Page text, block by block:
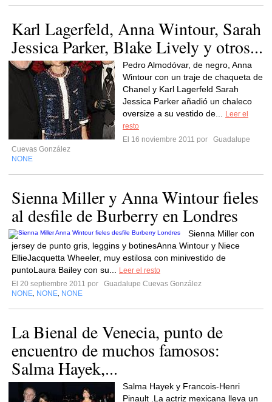
Karl Lagerfeld, Anna Wintour, Sarah
Jessica Parker, Blake Lively y otros...
Pedro Almodóvar, de negro, Anna
Wintour con un traje de chaqueta de
Chanel y Karl Lagerfeld Sarah
Jessica Parker añadió un chaleco
oversize a su vestido de...
Leer el
resto
El 16 noviembre 2011 por
Guadalupe
Cuevas González
NONE
Sienna Miller y Anna Wintour fieles
al desfile de Burberry en Londres
Sienna Miller con
jersey de punto gris, leggins y botinesAnna Wintour y Niece
EllieJacquetta Wheeler, muy estilosa con minivestido de
puntoLaura Bailey con su...
Leer el resto
El 20 septiembre 2011 por
Guadalupe Cuevas González
NONE NONE NONE
La Bienal de Venecia, punto de
encuentro de muchos famosos:
Salma Hayek,...
Salma Hayek y Francois-Henri
Pinault .La actriz mexicana lleva un